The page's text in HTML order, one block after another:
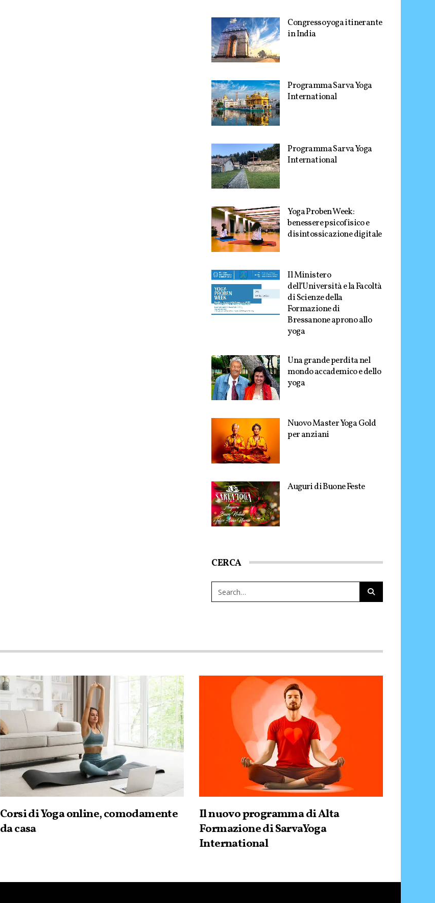
Congresso yoga itinerante
in India
Programma Sarva Yoga
International
Programma Sarva Yoga
International
Yoga Proben Week:
benessere psicofisico e
disintossicazione digitale
Il Ministero
dell’Università e la Facoltà
di Scienze della
Formazione di
Bressanone aprono allo
yoga
Una grande perdita nel
mondo accademico e dello
yoga
Nuovo Master Yoga Gold
per anziani
Auguri di Buone Feste
CERCA
Corsi di Yoga online, comodamente
da casa
Il nuovo programma di Alta
Formazione di SarvaYoga
International